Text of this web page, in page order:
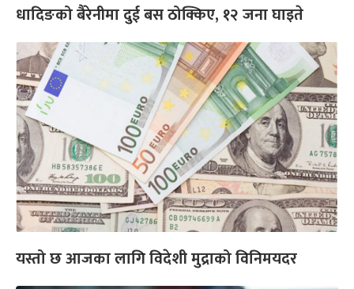
धादिङको बैरेनीमा दुई बस ठोक्किए, १२ जना घाइते
यस्तो छ आजका लागि विदेशी मुद्राको विनिमयदर